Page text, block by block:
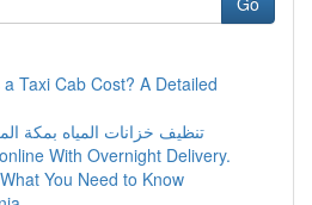
Taxi Cab Cost? A Detailed
تنظيف خزانات المياه بمكة
With Overnight Delivery.
You Need to Know